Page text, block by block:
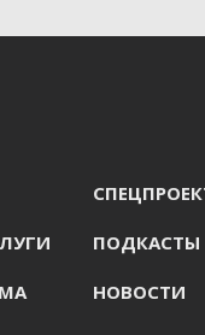
ПОДКАСТЫ
НОВОСТИ